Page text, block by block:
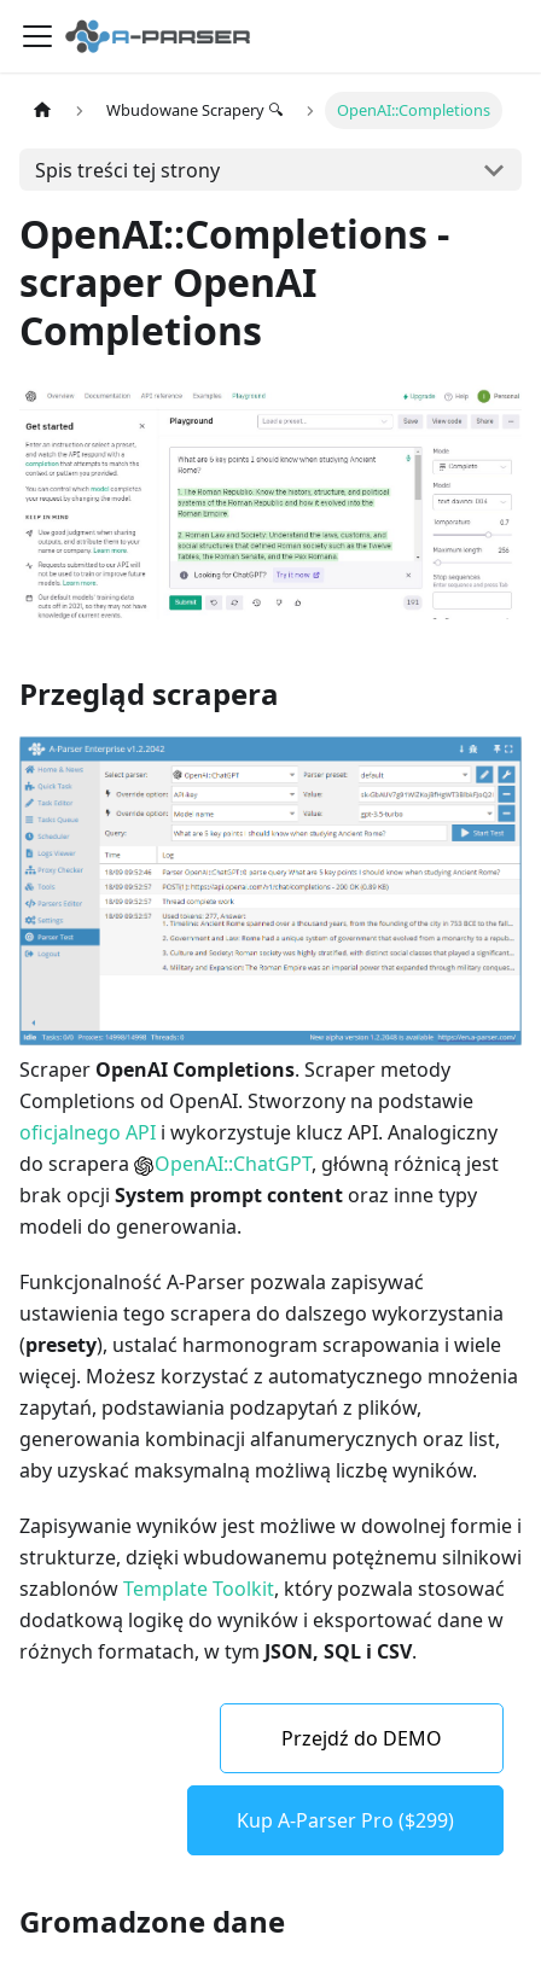
Wbudowane Scrapery 🔍 OpenAI::Completions
Spis treści tej strony
OpenAI::Completions -
scraper OpenAI
Completions
Przegląd scrapera
Scraper OpenAI Completions. Scraper metody
Completions od OpenAI. Stworzony na podstawie
oficjalnego API i wykorzystuje klucz API. Analogiczny
do scrapera
OpenAI::ChatGPT, główną różnicą jest
brak opcji System prompt contentoraz inne typy
modeli do generowania.
Funkcjonalność A-Parser pozwala zapisywać
ustawienia tego scrapera do dalszego wykorzystania
(presety), ustalać harmonogram scrapowania i wiele
więcej. Możesz korzystać z automatycznego mnożenia
zapytań, podstawiania podzapytań z plików,
generowania kombinacji alfanumerycznych oraz list,
aby uzyskać maksymalną możliwą liczbę wyników.
Zapisywanie wyników jest możliwe w dowolnej formie i
strukturze, dzięki wbudowanemu potężnemu silnikowi
szablonówTemplate Toolkit, który pozwala stosować
dodatkową logikę do wyników i eksportować dane w
różnych formatach, w tym JSON, SQL i CSV.
Przejdź do DEMO
Kup A-Parser Pro ($299)
Gromadzone dane